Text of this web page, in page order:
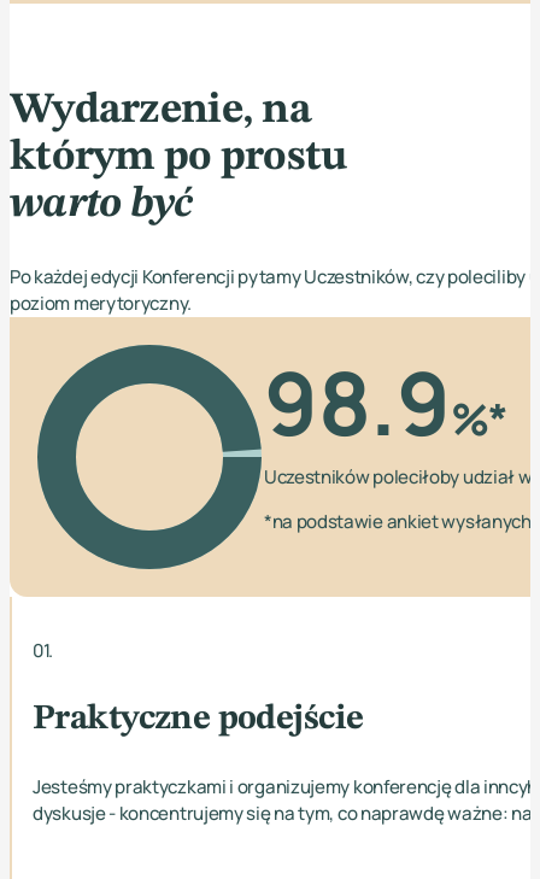
Wydarzenie, na
którym po prostu
warto być
Po każdej edycji Konferencji pytamy Uczestników, czy
poziom merytoryczny.
98.9%*
Uczestników poleciłoby udział
*na podstawie ankiet
01.
Praktyczne podejście
Jesteśmy praktyczkami i organizujemy konferencję dla
dyskusje - koncentrujemy się na tym, co naprawdę ważne: